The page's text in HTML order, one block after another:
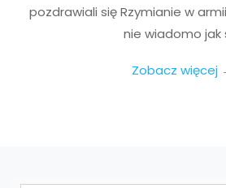
pozdrawiali się Rzymianie w
nie wiadomo jak
Zobacz więcej